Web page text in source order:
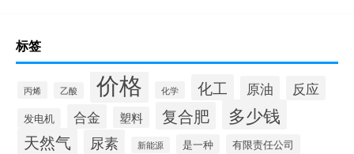
标签
丙烯 乙酸 价格 化学 化工 原油 反应
发电机 合金 塑料 复合肥 多少钱
天然气 尿素 新能源 是一种 有限责任公司